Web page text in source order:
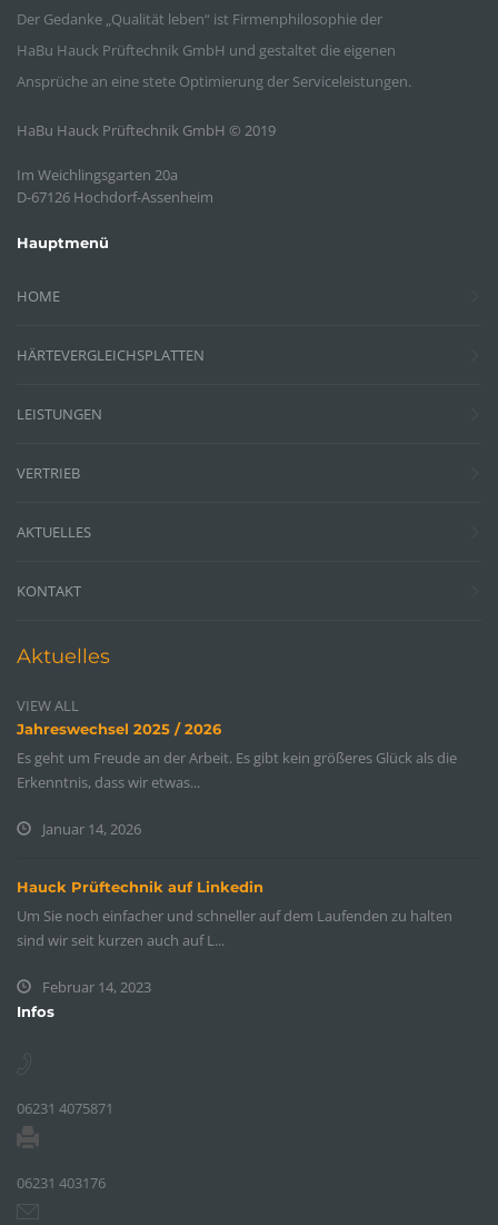
Der Gedanke „Qualität leben“ ist Firmenphilosophie der
HaBu Hauck Prüftechnik GmbH und gestaltet die eigenen
Ansprüche an eine stete Optimierung der Serviceleistungen.
HaBu Hauck Prüftechnik GmbH © 2019
Im Weichlingsgarten 20a
D-67126 Hochdorf-Assenheim
Hauptmenü
HOME
HÄRTEVERGLEICHSPLATTEN
LEISTUNGEN
VERTRIEB
AKTUELLES
KONTAKT
Aktuelles
VIEW ALL
Jahreswechsel 2025 / 2026
Es geht um Freude an der Arbeit. Es gibt kein größeres Glück als die
Erkenntnis, dass wir etwas...
Januar 14, 2026
Hauck Prüftechnik auf Linkedin
Um Sie noch einfacher und schneller auf dem Laufenden zu halten
sind wir seit kurzen auch auf L...
Februar 14, 2023
Infos
06231 4075871
06231 403176